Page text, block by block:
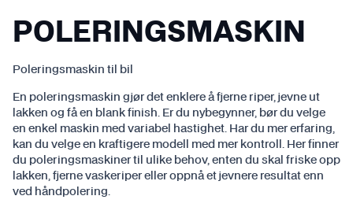
POLERINGSMASKIN
Poleringsmaskin til bil
En poleringsmaskin gjør det enklere å fjerne riper, jevne ut
lakken og få en blank finish. Er du nybegynner, bør du velge
en enkel maskin med variabel hastighet. Har du mer erfaring,
kan du velge en kraftigere modell med mer kontroll. Her finner
du poleringsmaskiner til ulike behov, enten du skal friske opp
lakken, fjerne vaskeriper eller oppnå et jevnere resultat enn
ved håndpolering.